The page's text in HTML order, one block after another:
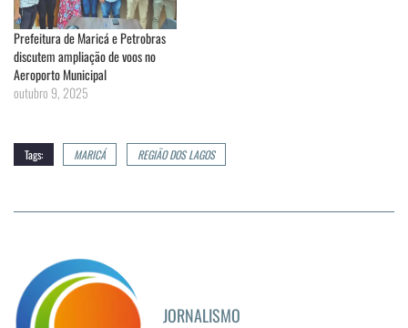
Prefeitura de Maricá e Petrobras
discutem ampliação de voos no
Aeroporto Municipal
outubro 9, 2025
Tags: MARICÁ REGIÃO DOS LAGOS
JORNALISMO